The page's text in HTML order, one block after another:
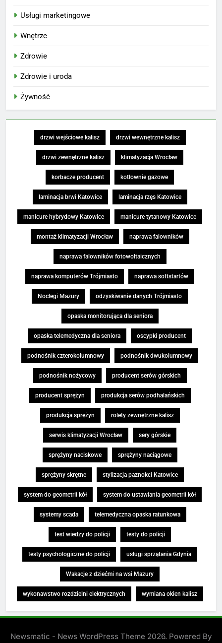
Usługi marketingowe
Wnętrze
Zdrowie
Zdrowie i uroda
Żywność
drzwi wejściowe kalisz drzwi wewnętrzne kalisz
drzwi zewnętrzne kalisz klimatyzacja Wrocław
korbacze producent kotłownie gazowe
laminacja brwi Katowice laminacja rzęs Katowice
manicure hybrydowy Katowice manicure tytanowy Katowice
montaż klimatyzacji Wrocław naprawa falowników
naprawa falowników fotowoltaicznych
naprawa komputerów Trójmiasto naprawa softstartów
Noclegi Mazury odzyskiwanie danych Trójmiasto
opaska monitorująca dla seniora
opaska telemedyczna dla seniora oscypki producent
podnośnik czterokolumnowy podnośnik dwukolumnowy
podnośnik nożycowy producent serów górskich
producent sprężyn produkcja serów podhalańskich
produkcja sprężyn rolety zewnętrzne kalisz
serwis klimatyzacji Wrocław sery górskie
sprężyny naciskowe sprężyny naciągowe
sprężyny skrętne stylizacja paznokci Katowice
system do geometrii kół system do ustawiania geometrii kół
systemy scada telemedyczna opaska ratunkowa
test wiedzy do policji testy do policji
testy psychologiczne do policji usługi sprzątania Gdynia
Wakacje z dziećmi na wsi Mazury
wykonawstwo rozdzielni elektrycznych wymiana okien kalisz
Newsmatic - News WordPress Theme 2026. Powered By